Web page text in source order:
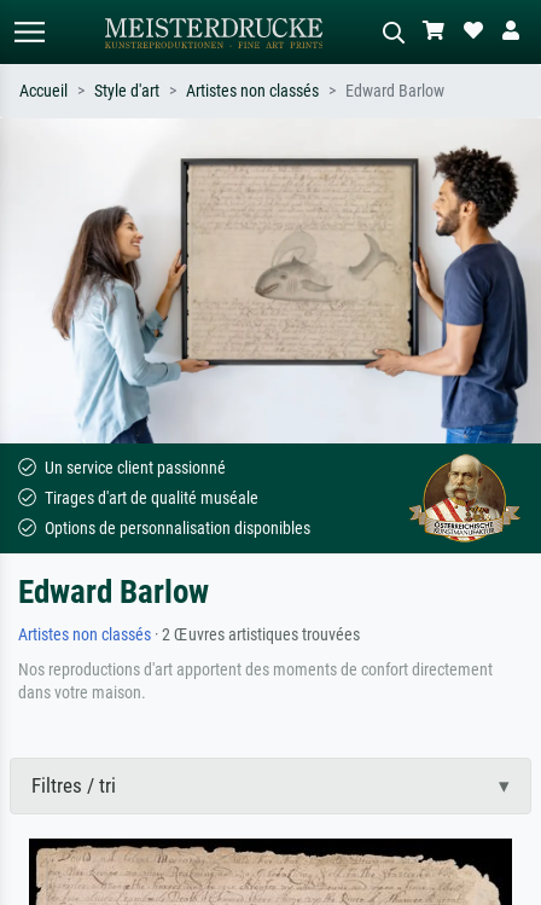
Recherchez par artiste, titre ou style –
ex. Monet, Nuit étoilée,
impressionnisme, vague de Hokusai,
nu.
Décrivez la scène – ex. prairie verte,
abstrait avec beaucoup de rouge,
tableau sombre, nu debout près d'un
arbre.
Accueil Style d'art Artistes non classés Edward Barlow
Un service client passionné
Tirages d'art de qualité muséale
Options de personnalisation disponibles
Edward Barlow
Artistes non classés · 2 Œuvres artistiques trouvées
Nos reproductions d'art apportent des moments de confort directement
dans votre maison.
Filtres / tri